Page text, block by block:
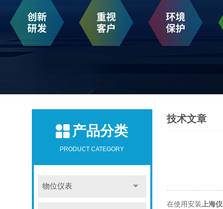
产品分类
PRODUCT CATEGORY
物位仪表
技术文章
在使用安装上海